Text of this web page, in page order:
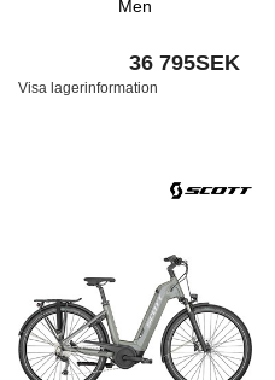
Men
36 795SEK
Visa lagerinformation